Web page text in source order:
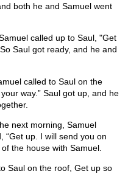
both he and Samuel went
called up to Saul, "Get
Saul got ready, and he and
called to Saul on the
way.” Saul got up, and he
next morning, Samuel
“Get up. I will send you on
the house with Samuel.
Saul on the roof, Get up so